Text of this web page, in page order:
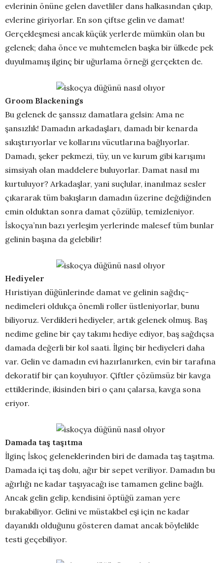
evlerinin önüne gelen davetliler dans halkasından çıkıp,
evlerine giriyorlar. En son çiftse gelin ve damat!
Gerçekleşmesi ancak küçük yerlerde mümkün olan bu
gelenek; daha önce ve muhtemelen başka bir ülkede pek
duyulmamış ilginç bir uğurlama örneği gerçekten de.
Groom Blackenings
Bu gelenek de şanssız damatlara gelsin: Ama ne
şansızlık! Damadın arkadaşları, damadı bir kenarda
sıkıştırıyorlar ve kollarını vücutlarına bağlıyorlar.
Damadı, şeker pekmezi, tüy, un ve kurum gibi karışımı
simsiyah olan maddelere buluyorlar. Damat nasıl mı
kurtuluyor? Arkadaşlar, yani suçlular, inanılmaz sesler
çıkararak tüm bakışların damadın üzerine değdiğinden
emin olduktan sonra damat çözülüp, temizleniyor.
İskoçya’nın bazı yerleşim yerlerinde malesef tüm bunlar
gelinin başına da gelebilir!
Hediyeler
Hıristiyan düğünlerinde damat ve gelinin sağdıç-
nedimeleri oldukça önemli roller üstleniyorlar, bunu
biliyoruz. Verdikleri hediyeler, artık gelenek olmuş. Baş
nedime geline bir çay takımı hediye ediyor, baş sağdıçsa
damada değerli bir kol saati. İlginç bir hediyeleri daha
var. Gelin ve damadın evi hazırlanırken, evin bir tarafına
dekoratif bir çan koyuluyor. Çiftler çözümsüz bir kavga
ettiklerinde, ikisinden biri o çanı çalarsa, kavga sona
eriyor.
Damada taş taşıtma
İlginç İskoç geleneklerinden biri de damada taş taşıtma.
Damada içi taş dolu, ağır bir sepet veriliyor. Damadın bu
ağırlığı ne kadar taşıyacağı ise tamamen geline bağlı.
Ancak gelin gelip, kendisini öptüğü zaman yere
bırakabiliyor. Gelini ve müstakbel eşi için ne kadar
dayanıklı olduğunu gösteren damat ancak böylelikle
testi geçebiliyor.